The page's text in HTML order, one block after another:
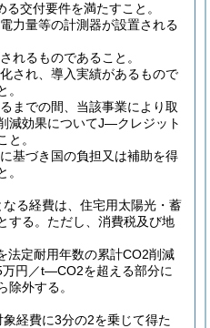
交付要件を満たすこと。
力量等の計測器が設置される
れるものであること。
され、導入実績があるもので
。
までの間、当該事業により取
減効果についてJ―クレジット
と。
基づき国の負担又は補助を得
。
る経費は、住宅用太陽光・蓄
する。 ただし、消費税及び地
法定耐用年数の累計CO2削減
万円／t―CO2を超える部分に
除外する。
経費に3分の2を乗じて得た